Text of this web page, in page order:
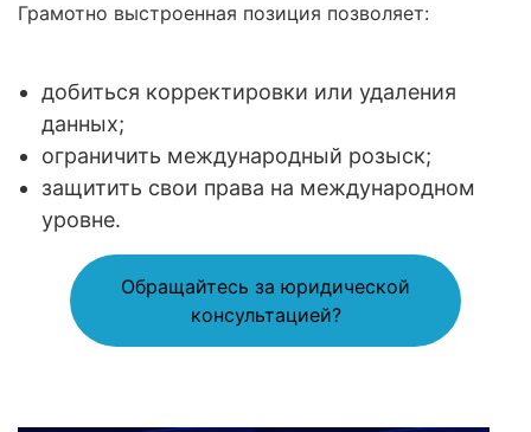
Грамотно выстроенная позиция позволяет:
добиться корректировки или удаления
данных;
ограничить международный розыск;
защитить свои права на международном
уровне.
Обращайтесь за юридической
консультацией?